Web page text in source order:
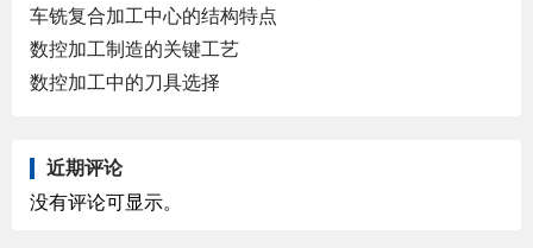
车铣复合加工中心的结构特点
数控加工制造的关键工艺
数控加工中的刀具选择
近期评论
没有评论可显示。